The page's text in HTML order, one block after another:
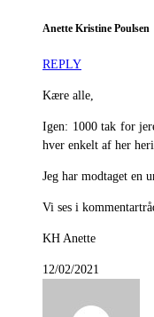
Anette Kristine Poulsen
REPLY
Kære alle,
Igen: 1000 tak for
hver enkelt af her
Jeg har modtaget en
Vi ses i
KH Anette
12/02/2021